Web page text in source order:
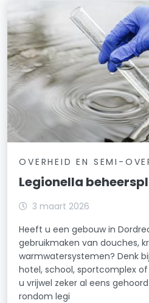
OVERHEID EN SEMI-
Legionella
3 maart 2026
Heeft u een gebouw in
gebruikmaken van douches,
warmwatersystemen? Denk
hotel, school, sportcomplex
u vrijwel zeker al eens
rondom legi